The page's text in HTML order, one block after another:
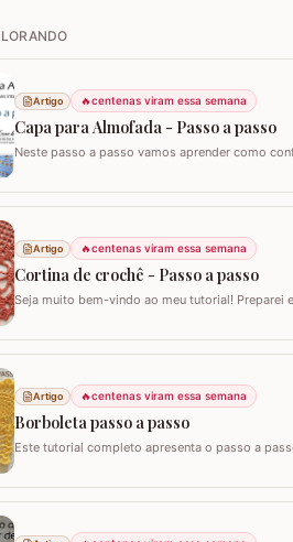
Artigo 🔥centenas viram essa semana
Capa para Almofada - Passo a passo
Neste passo a passo vamos aprender como
Artigo 🔥centenas viram essa semana
Cortina de crochê - Passo a passo
Seja muito bem-vindo ao meu tutorial!
Artigo 🔥centenas viram essa semana
Borboleta passo a passo
Este tutorial completo apresenta o passo a